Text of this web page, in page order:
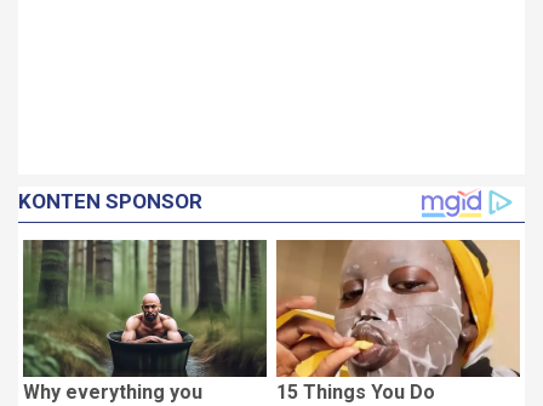
KONTEN SPONSOR
Why everything you
15 Things You Do